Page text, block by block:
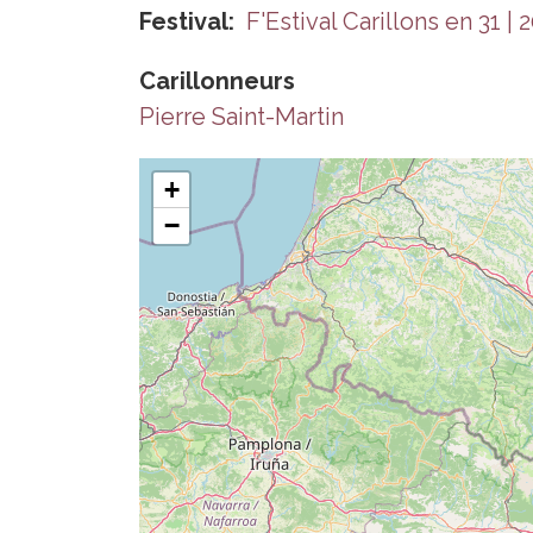
Festival F'Estival Carillons en 31 |
Carillonneurs
Pierre Saint-Martin
+
−